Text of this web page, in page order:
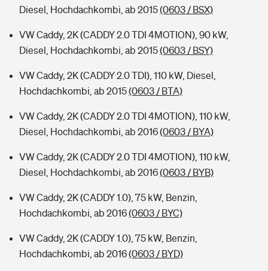
Diesel, Hochdachkombi, ab 2015(0603 / BSX)
VW Caddy, 2K (CADDY 2.0 TDI 4MOTION), 90 kW,
Diesel, Hochdachkombi, ab 2015(0603 / BSY)
VW Caddy, 2K (CADDY 2.0 TDI), 110 kW, Diesel,
Hochdachkombi, ab 2015(0603 / BTA)
VW Caddy, 2K (CADDY 2.0 TDI 4MOTION), 110 kW,
Diesel, Hochdachkombi, ab 2016(0603 / BYA)
VW Caddy, 2K (CADDY 2.0 TDI 4MOTION), 110 kW,
Diesel, Hochdachkombi, ab 2016(0603 / BYB)
VW Caddy, 2K (CADDY 1.0), 75 kW, Benzin,
Hochdachkombi, ab 2016(0603 / BYC)
VW Caddy, 2K (CADDY 1.0), 75 kW, Benzin,
Hochdachkombi, ab 2016(0603 / BYD)